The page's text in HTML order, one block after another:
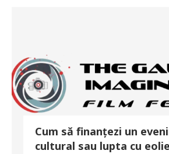
Cum să finanțezi un
cultural sau lupta cu